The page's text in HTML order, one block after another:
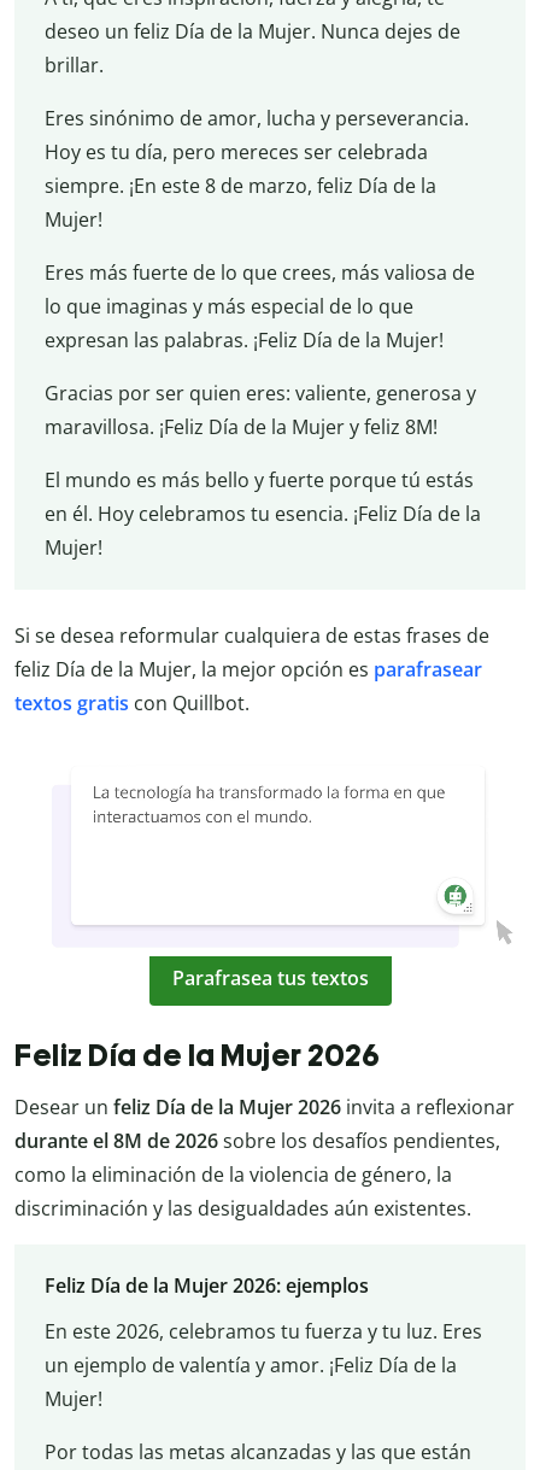
deseo un feliz Día de la Mujer. Nunca dejes de
brillar.
Eres sinónimo de amor, lucha y perseverancia.
Hoy es tu día, pero mereces ser celebrada
siempre. ¡En este 8 de marzo, feliz Día de la
Mujer!
Eres más fuerte de lo que crees, más valiosa de
lo que imaginas y más especial de lo que
expresan las palabras. ¡Feliz Día de la Mujer!
Gracias por ser quien eres: valiente, generosa y
maravillosa. ¡Feliz Día de la Mujer y feliz 8M!
El mundo es más bello y fuerte porque tú estás
en él. Hoy celebramos tu esencia. ¡Feliz Día de la
Mujer!
Si se desea reformular cualquiera de estas frases de
feliz Día de la Mujer, la mejor opción es parafrasear
textos gratis con Quillbot.
Parafrasea tus textos
Feliz Día de la Mujer 2026
Desear un feliz Día de la Mujer 2026 invita a reflexionar
durante el 8M de 2026sobre los desafíos pendientes,
como la eliminación de la violencia de género, la
discriminación y las desigualdades aún existentes.
Feliz Día de la Mujer 2026: ejemplos
En este 2026, celebramos tu fuerza y tu luz. Eres
un ejemplo de valentía y amor. ¡Feliz Día de la
Mujer!
Por todas las metas alcanzadas y las que están